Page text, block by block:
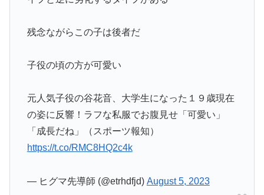
残念ながらこの子は後者だ
子役の頃の方が可愛い
元人気子役の谷花音、大学生になった１９歳現在
の姿に反響！ラフな私服でお腹見せ「可愛い」
「成長だね」（スポーツ報知）
https://t.co/RMC8HQ2c4k
— ヒグマ先導師 (@etrhdfjd) August 5, 2023